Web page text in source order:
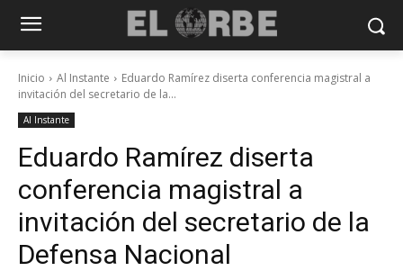
Inicio Al Instante
Eduardo Ramírez diserta conferencia magistral a
invitación del secretario de la...
Al Instante
Eduardo Ramírez diserta
conferencia magistral a
invitación del secretario de la
Defensa Nacional